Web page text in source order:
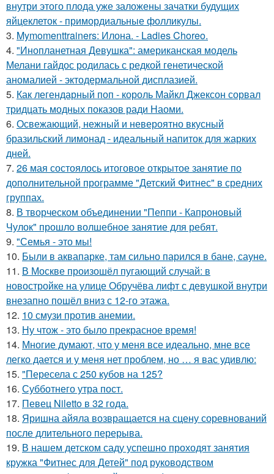
внутри этого плода уже заложены зачатки будущих
яйцеклеток - примордиальные фолликулы.
3. Mymomenttrainers: Илона. - Ladies Choreo.
4. "Инопланетная Девушка": американская модель
Мелани гайдос родилась с редкой генетической
аномалией - эктодермальной дисплазией.
5. Как легендарный поп - король Майкл Джексон сорвал
тридцать модных показов ради Наоми.
6. Освежающий, нежный и невероятно вкусный
бразильский лимонад - идеальный напиток для жарких
дней.
7. 26 мая состоялось итоговое открытое занятие по
дополнительной программе "Детский Фитнес" в средних
группах.
8. В творческом объединении "Пеппи - Капроновый
Чулок" прошло волшебное занятие для ребят.
9. "Семья - это мы!
10. Были в аквапарке, там сильно парился в бане, сауне.
11. В Москве произошёл пугающий случай: в
новостройке на улице Обручёва лифт с девушкой внутри
внезапно пошёл вниз с 12-го этажа.
12. 10 смузи против анемии.
13. Ну чтож - это было прекрасное время!
14. Многие думают, что у меня все идеально, мне все
легко дается и у меня нет проблем, но … я вас удивлю:
15. "Пересела с 250 кубов на 125?
16. Субботнего утра пост.
17. Певец Niletto в 32 года.
18. Яришна айяла возвращается на сцену соревнований
после длительного перерыва.
19. В нашем детском саду успешно проходят занятия
кружка "Фитнес для Детей" под руководством